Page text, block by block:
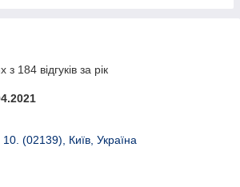
184 відгуків за рік
(02139), Київ, Україна